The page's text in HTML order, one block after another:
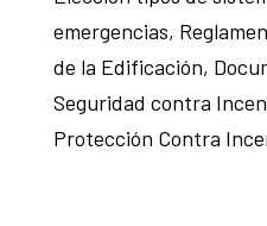
emergencias,
de la Edificación,
Seguridad contra
Protección Contra